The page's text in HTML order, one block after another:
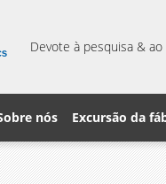
Devote à pesquisa &
nós Excursão da